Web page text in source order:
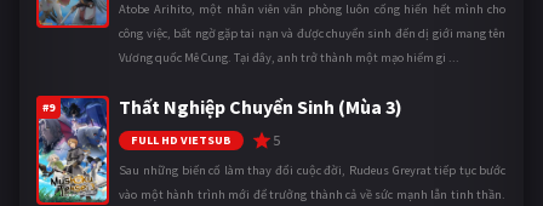
Atobe Arihito, một nhân viên văn phòng luôn cống hiến hết mình cho
công việc, bất ngờ gặp tai nạn và được chuyển sinh đến dị giới mang tên
Vương quốc Mê Cung. Tại đây, anh trở thành một mạo hiểm gi ...
#9 Thất Nghiệp Chuyển Sinh (Mùa 3)
FULL HD VIETSUB 5
Sau những biến cố làm thay đổi cuộc đời, Rudeus Greyrat tiếp tục bước
vào một hành trình mới để trưởng thành cả về sức mạnh lẫn tinh thần.